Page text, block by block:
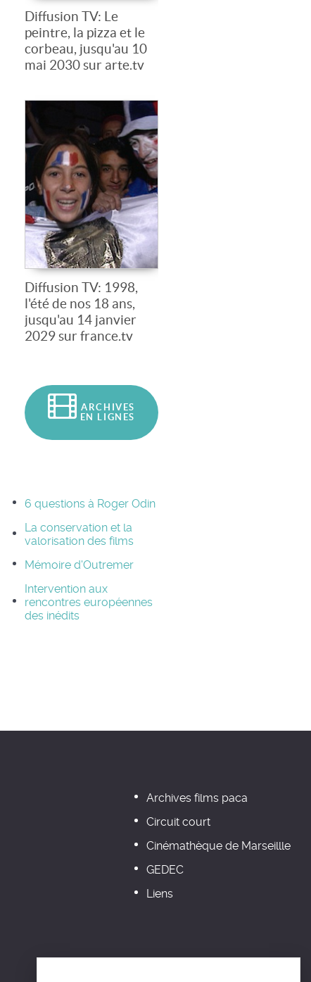
Diffusion TV: Le
peintre, la pizza et le
corbeau, jusqu'au 10
mai 2030 sur arte.tv
Diffusion TV: 1998,
l'été de nos 18 ans,
jusqu'au 14 janvier
2029 sur france.tv
ARCHIVES
EN LIGNES
6 questions à Roger Odin
La conservation et la
valorisation des films
Mémoire d'Outremer
Intervention aux
rencontres européennes
des inédits
Archives films paca
Circuit court
Cinémathèque de Marseillle
GEDEC
Liens